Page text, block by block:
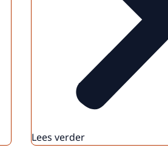
Lees verder